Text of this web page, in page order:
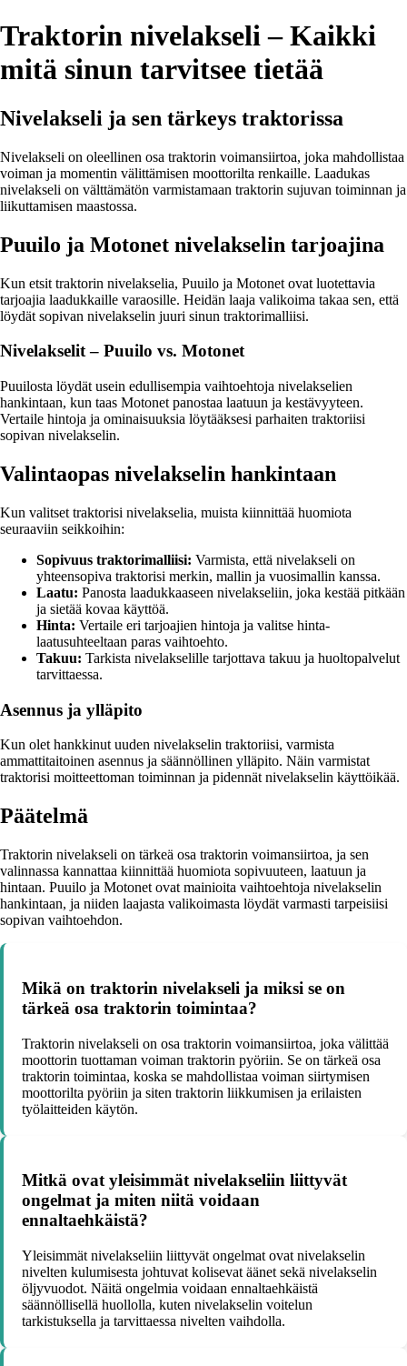
Traktorin nivelakseli – Kaikki
mitä sinun tarvitsee tietää
Nivelakseli ja sen tärkeys traktorissa
Nivelakseli on oleellinen osa traktorin voimansiirtoa, joka mahdollistaa
voiman ja momentin välittämisen moottorilta renkaille. Laadukas
nivelakseli on välttämätön varmistamaan traktorin sujuvan toiminnan ja
liikuttamisen maastossa.
Puuilo ja Motonet nivelakselin tarjoajina
Kun etsit traktorin nivelakselia, Puuilo ja Motonet ovat luotettavia
tarjoajia laadukkaille varaosille. Heidän laaja valikoima takaa sen, että
löydät sopivan nivelakselin juuri sinun traktorimalliisi.
Nivelakselit – Puuilo vs. Motonet
Puuilosta löydät usein edullisempia vaihtoehtoja nivelakselien
hankintaan, kun taas Motonet panostaa laatuun ja kestävyyteen.
Vertaile hintoja ja ominaisuuksia löytääksesi parhaiten traktoriisi
sopivan nivelakselin.
Valintaopas nivelakselin hankintaan
Kun valitset traktorisi nivelakselia, muista kiinnittää huomiota
seuraaviin seikkoihin:
Sopivuus traktorimalliisi: Varmista, että nivelakseli on
yhteensopiva traktorisi merkin, mallin ja vuosimallin kanssa.
Laatu: Panosta laadukkaaseen nivelakseliin, joka kestää pitkään
ja sietää kovaa käyttöä.
Hinta: Vertaile eri tarjoajien hintoja ja valitse hinta-
laatusuhteeltaan paras vaihtoehto.
Takuu: Tarkista nivelakselille tarjottava takuu ja huoltopalvelut
tarvittaessa.
Asennus ja ylläpito
Kun olet hankkinut uuden nivelakselin traktoriisi, varmista
ammattitaitoinen asennus ja säännöllinen ylläpito. Näin varmistat
traktorisi moitteettoman toiminnan ja pidennät nivelakselin käyttöikää.
Päätelmä
Traktorin nivelakseli on tärkeä osa traktorin voimansiirtoa, ja sen
valinnassa kannattaa kiinnittää huomiota sopivuuteen, laatuun ja
hintaan. Puuilo ja Motonet ovat mainioita vaihtoehtoja nivelakselin
hankintaan, ja niiden laajasta valikoimasta löydät varmasti tarpeisiisi
sopivan vaihtoehdon.
Mikä on traktorin nivelakseli ja miksi se on
tärkeä osa traktorin toimintaa?
Traktorin nivelakseli on osa traktorin voimansiirtoa, joka välittää
moottorin tuottaman voiman traktorin pyöriin. Se on tärkeä osa
traktorin toimintaa, koska se mahdollistaa voiman siirtymisen
moottorilta pyöriin ja siten traktorin liikkumisen ja erilaisten
työlaitteiden käytön.
Mitkä ovat yleisimmät nivelakseliin liittyvät
ongelmat ja miten niitä voidaan
ennaltaehkäistä?
Yleisimmät nivelakseliin liittyvät ongelmat ovat nivelakselin
nivelten kulumisesta johtuvat kolisevat äänet sekä nivelakselin
öljyvuodot. Näitä ongelmia voidaan ennaltaehkäistä
säännöllisellä huollolla, kuten nivelakselin voitelun
tarkistuksella ja tarvittaessa nivelten vaihdolla.